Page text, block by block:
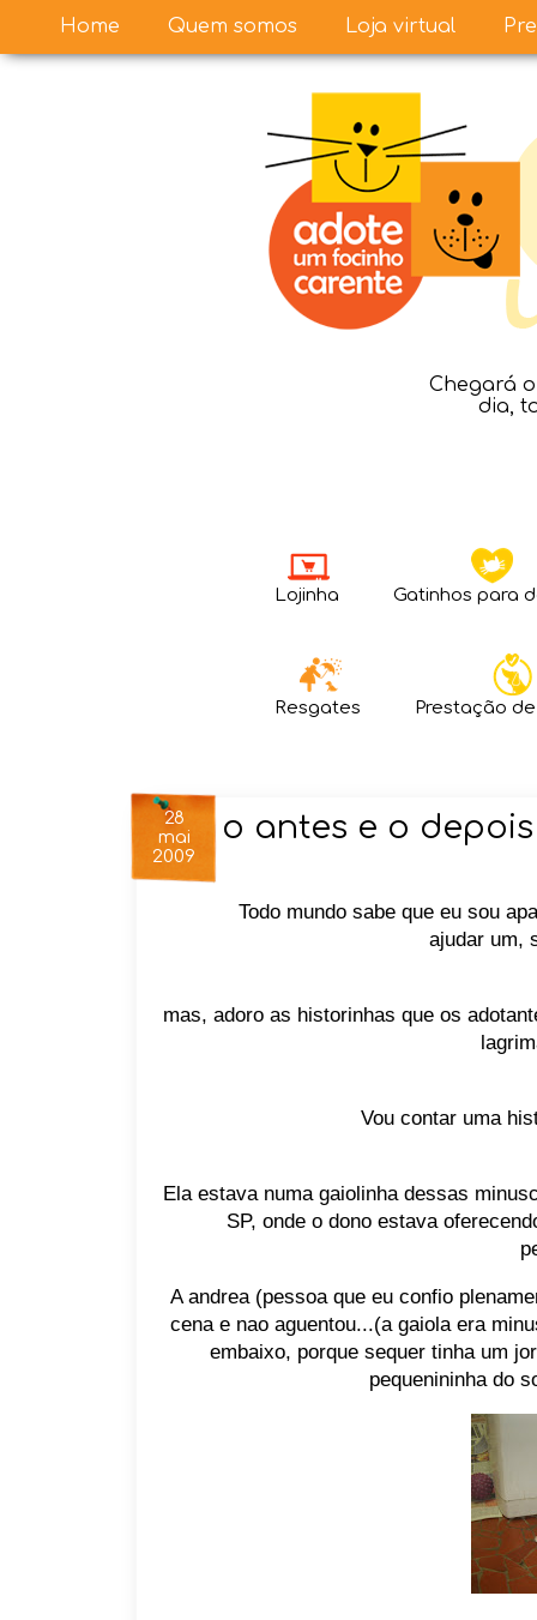
Chegará
dia,
Lojinha Gatinhos para
Resgates Prestação
28
mai
2009
o antes e o depois
Todo mundo sabe que eu sou
ajudar um,
mas, adoro as historinhas que os
Vou contar uma
Ela estava numa gaiolinha dessas
SP, onde o dono estava
A andrea (pessoa que eu confio
cena e nao aguentou...(a gaiola era
embaixo, porque sequer tinha um
pequenininha do
Home Quem somos Loja virtual